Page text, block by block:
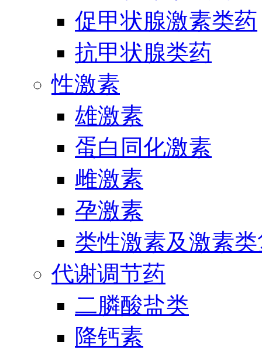
促甲状腺激素类药
抗甲状腺类药
性激素
雄激素
蛋白同化激素
雌激素
孕激素
类性激素及激素
代谢调节药
二膦酸盐类
降钙素